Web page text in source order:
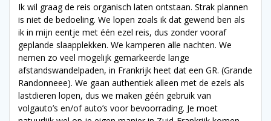
Ik wil graag de reis organisch laten ontstaan. Strak plannen
is niet de bedoeling. We lopen zoals ik dat gewend ben als
ik in mijn eentje met één ezel reis, dus zonder vooraf
geplande slaapplekken. We kamperen alle nachten. We
nemen zo veel mogelijk gemarkeerde lange
afstandswandelpaden, in Frankrijk heet dat een GR. (Grande
Randonneee). We gaan authentiek alleen met de ezels als
lastdieren lopen, dus we maken géén gebruik van
volgauto’s en/of auto’s voor bevoorrading. Je moet